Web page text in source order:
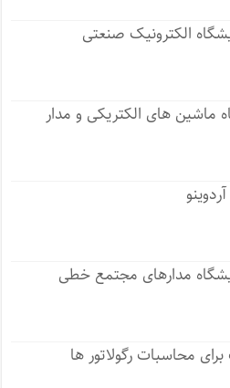
الکترونیک صنعتی
ماشین های الکتریکی و مدار
مدارهای مجتمع خطی
محاسبات رگولاتور ها